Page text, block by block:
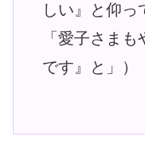
しい』と仰っ
「愛子さま
です』と」）